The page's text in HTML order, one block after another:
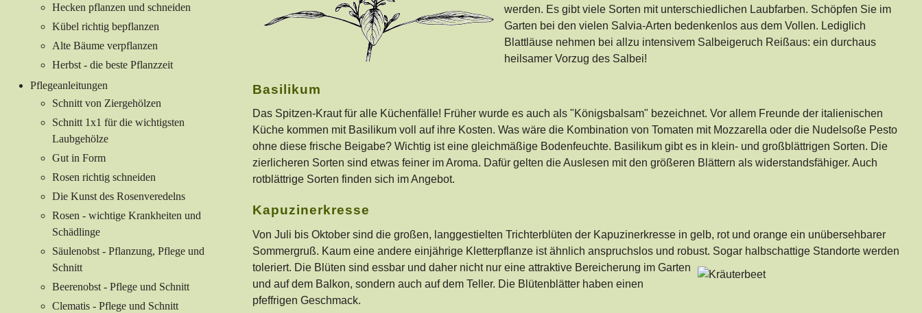
Hecken pflanzen und schneiden
Kübel richtig bepflanzen
Alte Bäume verpflanzen
Herbst - die beste Pflanzzeit
Pflegeanleitungen
Schnitt von Ziergehölzen
Schnitt 1x1 für die wichtigsten
Laubgehölze
Gut in Form
Rosen richtig schneiden
Die Kunst des Rosenveredelns
Rosen - wichtige Krankheiten und
Schädlinge
Säulenobst - Pflanzung, Pflege und
Schnitt
Beerenobst - Pflege und Schnitt
Clematis - Pflege und Schnitt
werden. Es gibt viele Sorten mit unterschiedlichen Laubfarben. Schöpfen Sie im
Garten bei den vielen Salvia-Arten bedenkenlos aus dem Vollen. Lediglich
Blattläuse nehmen bei allzu intensivem Salbeigeruch Reißaus: ein durchaus
heilsamer Vorzug des Salbei!
Basilikum
Das Spitzen-Kraut für alle Küchenfälle! Früher wurde es auch als "Königsbalsam" bezeichnet. Vor allem Freunde der italienischen
Küche kommen mit Basilikum voll auf ihre Kosten. Was wäre die Kombination von Tomaten mit Mozzarella oder die Nudelsoße Pesto
ohne diese frische Beigabe? Wichtig ist eine gleichmäßige Bodenfeuchte. Basilikum gibt es in klein- und großblättrigen Sorten. Die
zierlicheren Sorten sind etwas feiner im Aroma. Dafür gelten die Auslesen mit den größeren Blättern als widerstandsfähiger. Auch
rotblättrige Sorten finden sich im Angebot.
Kapuzinerkresse
Von Juli bis Oktober sind die großen, langgestielten Trichterblüten der Kapuzinerkresse in gelb, rot und orange ein unübersehbarer
Sommergruß. Kaum eine andere einjährige Kletterpflanze ist ähnlich anspruchslos und robust. Sogar halbschattige Standorte werden
toleriert. Die Blüten sind essbar und daher nicht nur eine attraktive Bereicherung im Garten
und auf dem Balkon, sondern auch auf dem Teller. Die Blütenblätter haben einen
pfeffrigen Geschmack.